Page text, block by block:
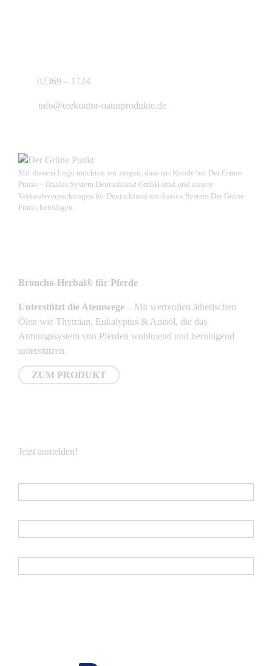
02369 – 1724
info@teekontor-naturprodukte.de
Mit diesem Logo möchten wir zeigen, dass wir Kunde bei Der Grüne
Punkt – Duales System Deutschland GmbH sind und unsere
Verkaufsverpackungen für Deutschland am dualen System Der Grüne
Punkt beteiligen.
Broncho-Herbal® für Pferde
Unterstützt die Atemwege – Mit wertvollen ätherischen
Ölen wie Thymian, Eukalyptus & Anisöl, die das
Atmungssystem von Pferden wohltuend und beruhigend
unterstützen.
ZUM PRODUKT
Jetzt anmelden!